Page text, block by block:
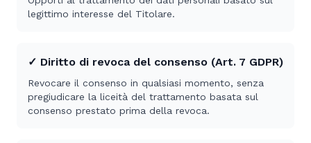
legittimo interesse del Titolare.
✓ Diritto di revoca del consenso (Art. 7 GDPR)
Revocare il consenso in qualsiasi momento, senza
pregiudicare la liceità del trattamento basata sul
consenso prestato prima della revoca.